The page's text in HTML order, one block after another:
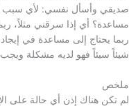
صديقي وأسأل نفسي: لأي سبب
مساعدة؟ أي إذا سرقني مثلاً،
ربما يحتاج إلى مساعدة في
شيئاً سيئاً فهو لديه مشكلة
ملخص
لم تكن هناك إذن أي حالة على